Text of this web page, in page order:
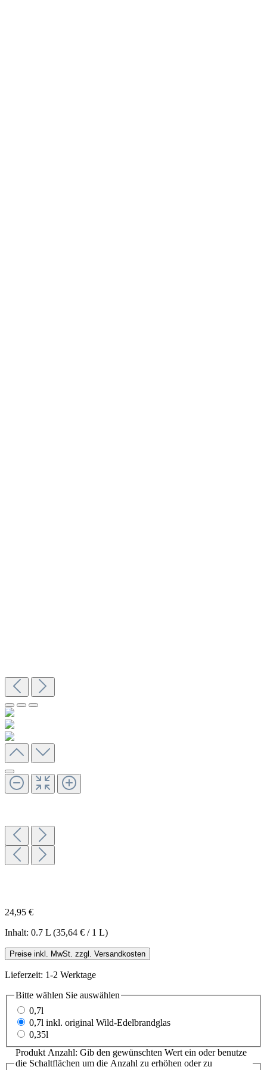
24,95 €
Inhalt: 0.7 L (35,64 € / 1 L)
Preise inkl. MwSt. zzgl. Versandkosten
Lieferzeit: 1-2 Werktage
Bitte wählen Sie auswählen
0,7l
0,7l inkl. original Wild-Edelbrandglas
0,35l
Produkt Anzahl: Gib den gewünschten Wert ein oder benutze
die Schaltflächen um die Anzahl zu erhöhen oder zu